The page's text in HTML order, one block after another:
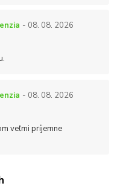
- 08. 08. 2026
- 08. 08. 2026
veľmi príjemne